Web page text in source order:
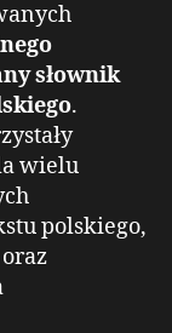
słownik
.
wielu
polskiego,